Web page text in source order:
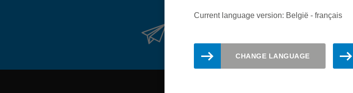
Restez informé(e).
Current language version: België - français
CHANGE LANGUAGE